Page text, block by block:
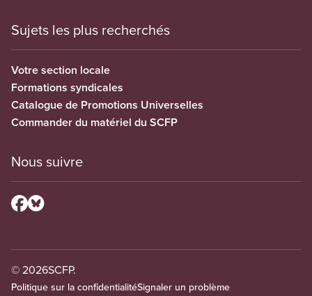
Sujets les plus recherchés
Votre section locale
Formations syndicales
Catalogue de Promotions Universelles
Commander du matériel du SCFP
Nous suivre
© 2026SCFP.
Politique sur la confidentialitéSignaler un problème